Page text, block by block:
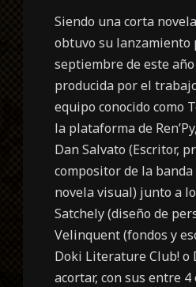
Siendo una corta
obtuvo su lanzamiento
septiembre de este
producida por el
equipo conocido como
la plataforma de
Dan Salvato (Escritor,
compositor de la
novela visual) junto a
Satchely (diseño de
Velinquent (fondos y
Doki Literature Club! o
acortar, con sus entre 4